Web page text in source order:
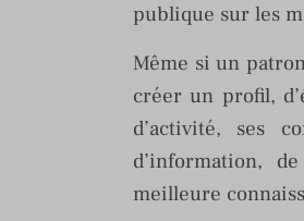
publique sur les
Même si un
créer un profil,
d’activité, ses
d’information,
meilleure